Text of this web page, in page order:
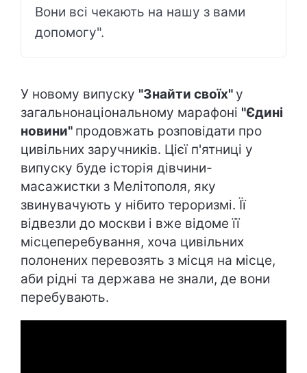
Вони всі чекають на нашу з вами
допомогу".
У новому випуску "Знайти своїх" у
загальнонаціональному марафоні "Єдині
новини" продовжать розповідати про
цивільних заручників. Цієї п'ятниці у
випуску буде історія дівчини-
масажистки з Мелітополя, яку
звинувачують у нібито тероризмі. Її
відвезли до москви і вже відоме її
місцеперебування, хоча цивільних
полонених перевозять з місця на місце,
аби рідні та держава не знали, де вони
перебувають.